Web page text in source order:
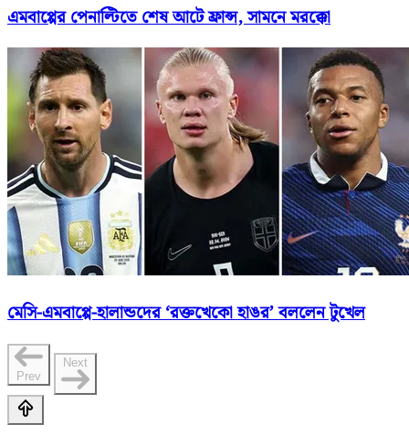
এমবাপ্পের পেনাল্টিতে শেষ আটে ফ্রান্স, সামনে মরক্কো
মেসি-এমবাপ্পে-হালান্ডদের ‘রক্তখেকো হাঙর’ বললেন টুখেল
Prev